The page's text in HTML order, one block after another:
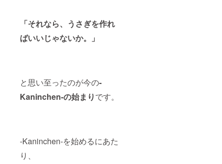
「それなら、うさぎを作れ
ばいいじゃないか。」
と思い至ったのが今の-
Kaninchen-の始まりです。
-Kaninchen-を始めるにあた
り、